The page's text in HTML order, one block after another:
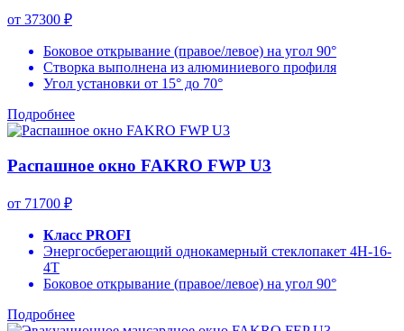
от 37300 ₽
Боковое открывание (правое/левое) на угол 90°
Створка выполнена из алюминиевого профиля
Угол установки от 15° до 70°
Подробнее
Распашное окно FAKRO FWP U3
от 71700 ₽
Класс PROFI
Энергосберегающий однокамерный стеклопакет 4H-16-
4T
Боковое открывание (правое/левое) на угол 90°
Подробнее